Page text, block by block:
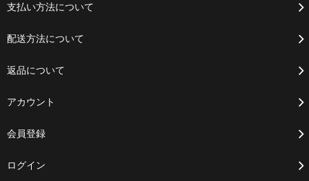
支払い方法について
配送方法について
返品について
アカウント
会員登録
ログイン